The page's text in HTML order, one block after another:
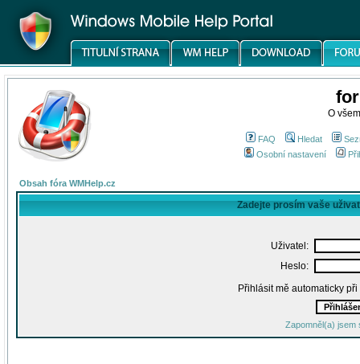
O
FAQ Hledat
Osobní nastavení
Obsah fóra WMHelp.cz
Zadejte prosím vaše
Uživatel:
Heslo:
Přihlásit mě automaticky
Zapomněl(a) jsem